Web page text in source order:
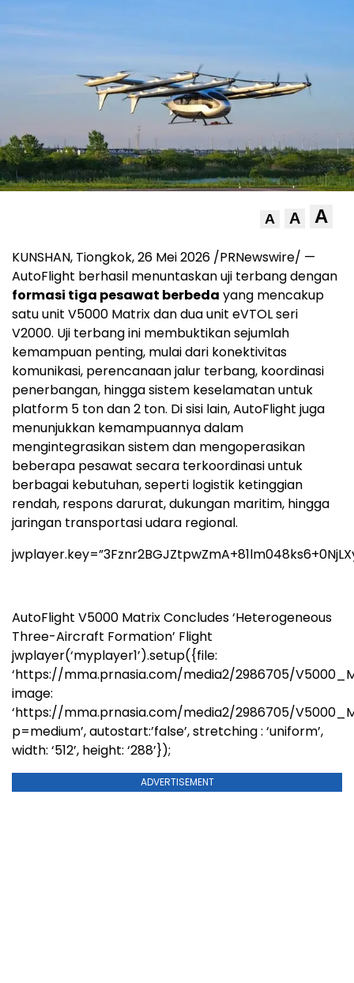
A A A
KUNSHAN, Tiongkok, 26 Mei 2026 /PRNewswire/ —
AutoFlight berhasil menuntaskan uji terbang dengan
formasi tiga pesawat berbeda yang mencakup
satu unit V5000 Matrix dan dua unit eVTOL seri
V2000. Uji terbang ini membuktikan sejumlah
kemampuan penting, mulai dari konektivitas
komunikasi, perencanaan jalur terbang, koordinasi
penerbangan, hingga sistem keselamatan untuk
platform 5 ton dan 2 ton. Di sisi lain, AutoFlight juga
menunjukkan kemampuannya dalam
mengintegrasikan sistem dan mengoperasikan
beberapa pesawat secara terkoordinasi untuk
berbagai kebutuhan, seperti logistik ketinggian
rendah, respons darurat, dukungan maritim, hingga
jaringan transportasi udara regional.
AutoFlight V5000 Matrix Concludes ‘Heterogeneous
Three-Aircraft Formation’ Flight
jwplayer(‘myplayer1’).setup({file:
‘https://mma.prnasia.com/media2/2986705/
image:
‘https://mma.prnasia.com/media2/2986705/
p=medium’, autostart:’false’, stretching : ‘uniform’,
width: ‘512’, height: ‘288’});
ADVERTISEMENT